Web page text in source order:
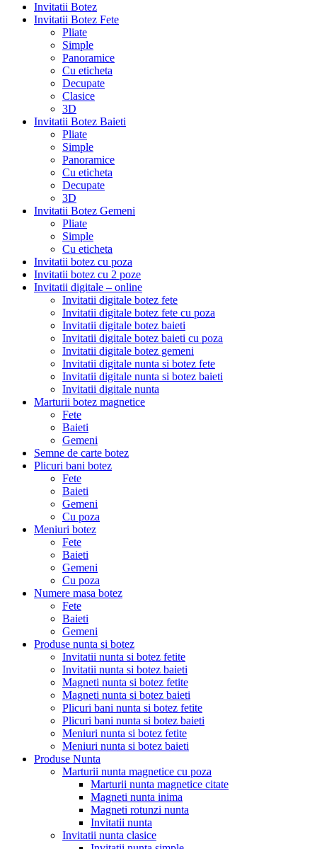
Invitatii Botez
Invitatii Botez Fete
Pliate
Simple
Panoramice
Cu eticheta
Decupate
Clasice
3D
Invitatii Botez Baieti
Pliate
Simple
Panoramice
Cu eticheta
Decupate
3D
Invitatii Botez Gemeni
Pliate
Simple
Cu eticheta
Invitatii botez cu poza
Invitatii botez cu 2 poze
Invitatii digitale – online
Invitatii digitale botez fete
Invitatii digitale botez fete cu poza
Invitatii digitale botez baieti
Invitatii digitale botez baieti cu poza
Invitatii digitale botez gemeni
Invitatii digitale nunta si botez fete
Invitatii digitale nunta si botez baieti
Invitatii digitale nunta
Marturii botez magnetice
Fete
Baieti
Gemeni
Semne de carte botez
Plicuri bani botez
Fete
Baieti
Gemeni
Cu poza
Meniuri botez
Fete
Baieti
Gemeni
Cu poza
Numere masa botez
Fete
Baieti
Gemeni
Produse nunta si botez
Invitatii nunta si botez fetite
Invitatii nunta si botez baieti
Magneti nunta si botez fetite
Magneti nunta si botez baieti
Plicuri bani nunta si botez fetite
Plicuri bani nunta si botez baieti
Meniuri nunta si botez fetite
Meniuri nunta si botez baieti
Produse Nunta
Marturii nunta magnetice cu poza
Marturii nunta magnetice citate
Magneti nunta inima
Magneti rotunzi nunta
Invitatii nunta
Invitatii nunta clasice